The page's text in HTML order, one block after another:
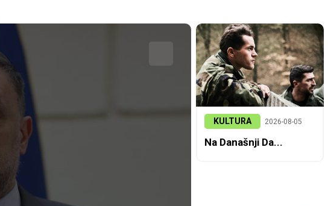
krivi pravosuđe: "Ždrale je u FBiH, obračuni se ne mogu predvidjeti i opet se
KULTURA 2026-08-05
Na Današnji Da...